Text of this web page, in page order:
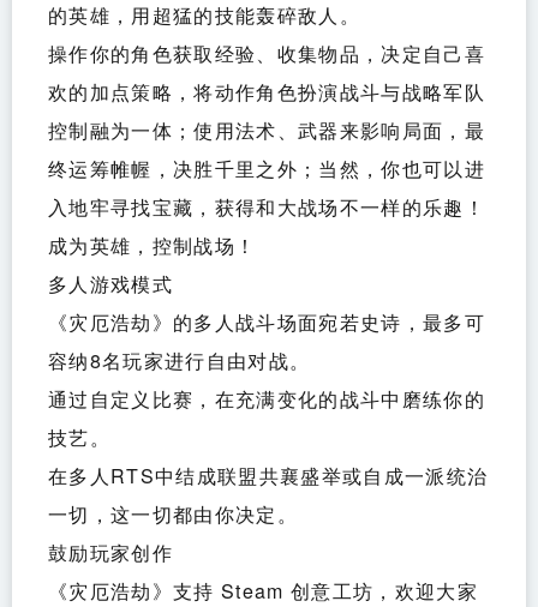
的英雄，用超猛的技能轰碎敌人。
操作你的角色获取经验、收集物品，决定自己喜
欢的加点策略，将动作角色扮演战斗与战略军队
控制融为一体；使用法术、武器来影响局面，最
终运筹帷幄，决胜千里之外；当然，你也可以进
入地牢寻找宝藏，获得和大战场不一样的乐趣！
成为英雄，控制战场！
多人游戏模式
《灾厄浩劫》的多人战斗场面宛若史诗，最多可
容纳8名玩家进行自由对战。
通过自定义比赛，在充满变化的战斗中磨练你的
技艺。
在多人RTS中结成联盟共襄盛举或自成一派统治
一切，这一切都由你决定。
鼓励玩家创作
《灾厄浩劫》支持 Steam 创意工坊，欢迎大家